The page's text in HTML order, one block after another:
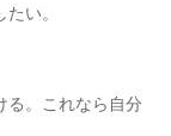
い。
る。これなら自分